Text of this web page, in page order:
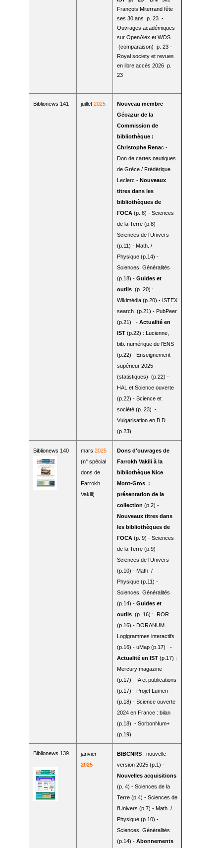
François Miterrand fête
ses 30 ans p. 23 -
Ouvrages académiques
sur OpenAlex et WOS
(comparaison) p. 23 -
Royal society et revues
en libre accès 2026 p.
23
Biblionews 141 juillet 2025
Nouveau membre
Géoazur de la
Commission de
bibliothèque :
Christophe Renac -
Don de cartes nautiques
de Grèce / Frédérique
Leclerc - Nouveaux
titres dans les
bibliothèques de
l'OCA (p. 8) - Sciences
de la Terre (p.8) -
Sciences de l’Univers
(p.11) - Math. /
Physique (p.14) -
Sciences, Généralités
(p.18) - Guides et
outils (p. 20) :
Wikimédia (p.20) - ISTEX
search (p.21) - PubPeer
(p.21) - Actualité en
IST (p.22) : Lucienne,
bib. numérique de l'ENS
(p.22) - Enseignement
supérieur 2025
(statistiques) (p.22) -
HAL et Science ouverte
(p.22) - Science et
société (p. 23) -
Vulgarisation en B.D.
(p.23)
Biblionews 140 mars 2025
(n° spécial
dons de
Farrokh
Vakili)
Dons d'ouvrages de
Farrokh Vakili à la
bibliothèque Nice
Mont-Gros :
présentation de la
collection (p.2) -
Nouveaux titres dans
les bibliothèques de
l'OCA (p. 9) - Sciences
de la Terre (p.9) -
Sciences de l’Univers
(p.10) - Math. /
Physique (p.11) -
Sciences, Généralités
(p.14) - Guides et
outils (p. 16) : ROR
(p.16) - DORANUM
Logigrammes interactifs
(p.16) - uMap (p.17) -
Actualité en IST (p.17) :
Mercury magazine
(p.17) - IA et publications
(p.17) - Projet Lumen
(p.18) - Science ouverte
2024 en France : bilan
(p.18) - SorbonNum+
(p.19)
Biblionews 139
janvier
2025
BIBCNRS : nouvelle
version 2025 (p.1) -
Nouvelles acquisitions
(p. 4) - Sciences de la
Terre (p.4) - Sciences de
l’Univers (p.7) - Math. /
Physique (p.10) -
Sciences, Généralités
(p.14) - Abonnements